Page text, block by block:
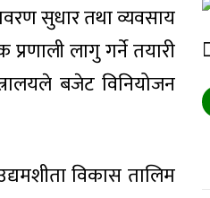
सुधार तथा व्यवसाय
प्रणाली लागु गर्ने तयारी
बजेट विनियोजन
विकास तालिम